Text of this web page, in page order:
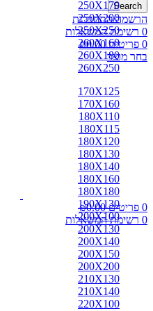
Search
הרשמה/התחברות
0 רשימת המשאלות
0 פריטים ₪0.00
בחר מוצר
0 פריטים ₪0.00
0 רשימת המשאלות
250X170
250X200
250X250
260X160
260X180
260X250
170X125
170X160
180X110
180X115
180X120
180X130
180X140
180X160
180X180
190X130
200X100
200X130
200X140
200X150
200X200
210X130
210X140
220X100